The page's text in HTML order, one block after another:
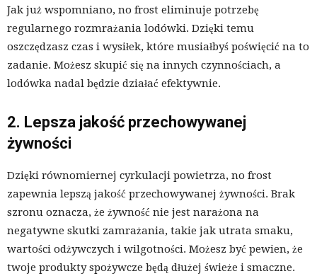
Jak już wspomniano, no frost eliminuje potrzebę
regularnego rozmrażania lodówki. Dzięki temu
oszczędzasz czas i wysiłek, które musiałbyś poświęcić na to
zadanie. Możesz skupić się na innych czynnościach, a
lodówka nadal będzie działać efektywnie.
2. Lepsza jakość przechowywanej
żywności
Dzięki równomiernej cyrkulacji powietrza, no frost
zapewnia lepszą jakość przechowywanej żywności. Brak
szronu oznacza, że żywność nie jest narażona na
negatywne skutki zamrażania, takie jak utrata smaku,
wartości odżywczych i wilgotności. Możesz być pewien, że
twoje produkty spożywcze będą dłużej świeże i smaczne.